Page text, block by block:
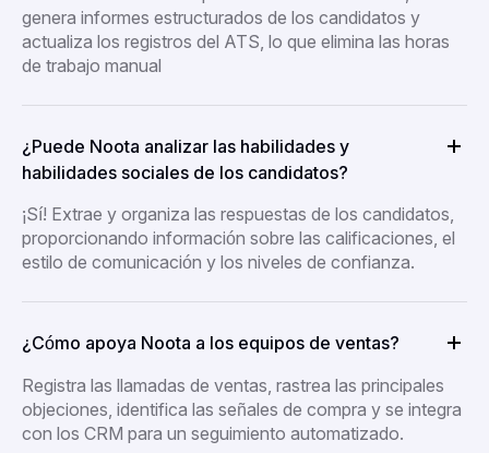
genera informes estructurados de los candidatos y
actualiza los registros del ATS, lo que elimina las horas
de trabajo manual
¿Puede Noota analizar las habilidades y
habilidades sociales de los candidatos?
¡Sí! Extrae y organiza las respuestas de los candidatos,
proporcionando información sobre las calificaciones, el
estilo de comunicación y los niveles de confianza.
¿Cómo apoya Noota a los equipos de ventas?
Registra las llamadas de ventas, rastrea las principales
objeciones, identifica las señales de compra y se integra
con los CRM para un seguimiento automatizado.